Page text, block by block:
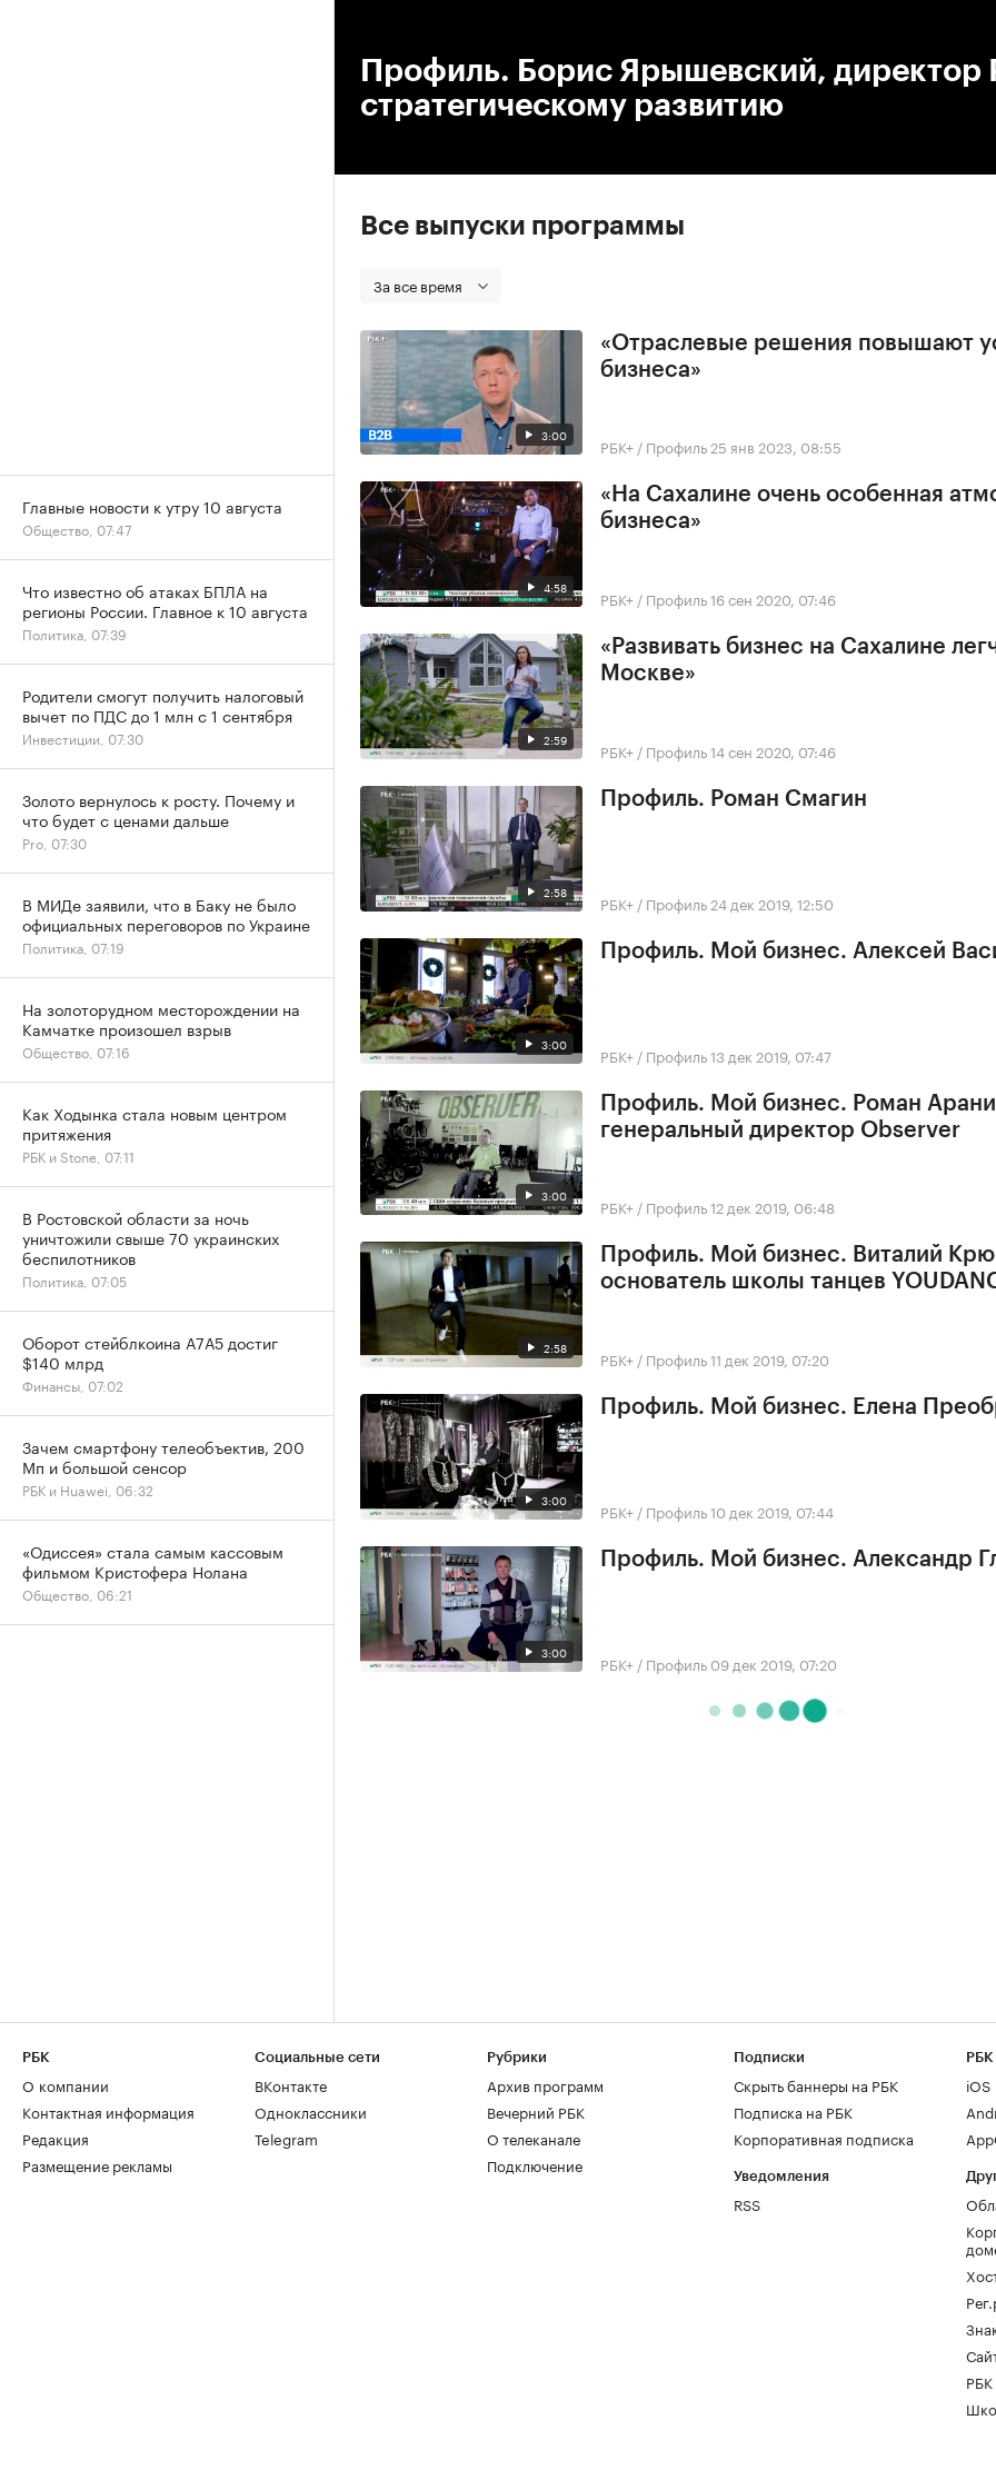
Профиль. Борис Ярышевский, директор
стратегическому развитию
Все выпуски программы
За все время
3:00
«Отраслевые решения повышают
бизнеса»
РБК+ / Профиль 25 янв 2023, 08:55
4:58
«На Сахалине очень особенная
бизнеса»
РБК+ / Профиль16 сен 2020, 07:46
2:59
«Развивать бизнес на Сахалине
Москве»
РБК+ / Профиль14 сен 2020, 07:46
2:58
Профиль. Роман Смагин
РБК+ / Профиль 24 дек 2019, 12:50
3:00
Профиль. Мой бизнес. Алексей
РБК+ / Профиль13 дек 2019, 07:47
3:00
Профиль. Мой бизнес. Роман
генеральный директор Observer
РБК+ / Профиль12 дек 2019, 06:48
2:58
Профиль. Мой бизнес. Виталий
основатель школы танцев
РБК+ / Профиль11 дек 2019, 07:20
3:00
Профиль. Мой бизнес. Елена
РБК+ / Профиль10 дек 2019, 07:44
3:00
Профиль. Мой бизнес. Александр
РБК+ / Профиль 09 дек 2019, 07:20
Главные новости к утру 10 августа
Общество, 07:47
Что известно об атаках БПЛА на
регионы России. Главное к 10 августа
Политика, 07:39
Родители смогут получить налоговый
вычет по ПДС до 1 млн с 1 сентября
Инвестиции, 07:30
Золото вернулось к росту. Почему и
что будет с ценами дальше
Pro, 07:30
В МИДе заявили, что в Баку не было
официальных переговоров по Украине
Политика, 07:19
На золоторудном месторождении на
Камчатке произошел взрыв
Общество, 07:16
Как Ходынка стала новым центром
притяжения
РБК и Stone, 07:11
В Ростовской области за ночь
уничтожили свыше 70 украинских
беспилотников
Политика, 07:05
Оборот стейблкоина А7А5 достиг
$140 млрд
Финансы, 07:02
Зачем смартфону телеобъектив, 200
Мп и большой сенсор
РБК и Huawei, 06:32
«Одиссея» стала самым кассовым
фильмом Кристофера Нолана
Общество, 06:21
РБК
О компании
Контактная информация
Редакция
Размещение рекламы
Социальные сети
ВКонтакте
Одноклассники
Telegram
Рубрики
Архив программ
Вечерний РБК
О телеканале
Подключение
Подписки
Скрыть баннеры на РБК
Подписка на РБК
Корпоративная подписка
Уведомления
RSS
РБК
iOS